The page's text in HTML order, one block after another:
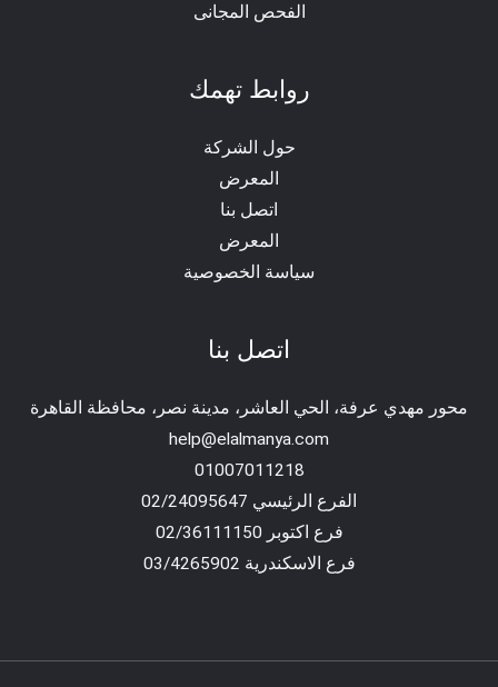
الفحص المجانى
روابط تهمك
حول الشركة
المعرض
اتصل بنا
المعرض
سياسة الخصوصية
اتصل بنا
محور مهدي عرفة، الحي العاشر، مدينة نصر، محافظة القاهرة‬
help@elalmanya.com
01007011218
الفرع الرئيسي 02/24095647
فرع اكتوبر 02/36111150
فرع الاسكندرية 03/4265902